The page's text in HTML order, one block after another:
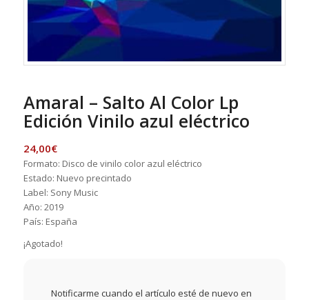
Amaral – Salto Al Color Lp
Edición Vinilo azul eléctrico
24,00€
Formato: Disco de vinilo color azul eléctrico
Estado: Nuevo precintado
Label: Sony Music
Año: 2019
País: España
¡Agotado!
Notificarme cuando el artículo esté de nuevo en